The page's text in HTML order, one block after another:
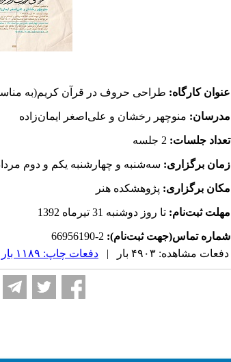
عنوان کارگاه: طراحی حروف در قرآن کریم(به
مدرسان: منوچهر رخشان و علی‌اصغر ایمان‌زاده
تعداد جلسات:
زمان برگزاری: سه‌شنبه و چهارشنبه یکم و دوم مردادماه 1392، ساعت
مکان برگزاری: پژوهشکده هنر
مهلت ثبت‌نام: تا روز دوشنبه 31 تیرماه 1392
شماره تماس(جهت ثبت‌نام):
دفعات مشاهده: ۴۹۰۳ بار | دفعات چاپ: ۱۱۸۹ بار